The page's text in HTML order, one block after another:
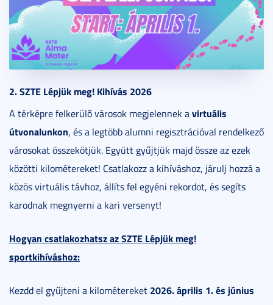
2. SZTE Lépjük meg! Kihívás 2026
A térképre felkerülő városok megjelennek avirtuális
útvonalunkon, és a legtöbb alumni regisztrációval rendelkező
városokat összekötjük. Együtt gyűjtjük majd össze az ezek
közötti kilométereket! Csatlakozz a kihíváshoz, járulj hozzá a
közös virtuális távhoz, állíts fel egyéni rekordot, és segíts
karodnak megnyerni a kari versenyt!
Hogyan csatlakozhatsz az SZTE Lépjük meg!
sportkihíváshoz:
Kezdd el gyűjteni a kilométereket 2026. április 1. és június